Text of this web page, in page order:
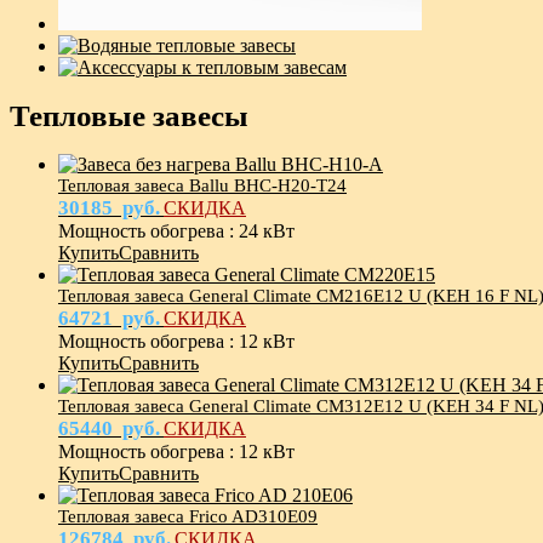
Тепловые завесы
Тепловая завеса Ballu BHC-H20-T24
30185 руб.СКИДКА
Мощность обогрева : 24 кВт
КупитьСравнить
Тепловая завеса General Climate CM216E12 U (KEH 16 F NL)
64721 руб.СКИДКА
Мощность обогрева : 12 кВт
КупитьСравнить
Тепловая завеса General Climate CM312E12 U (KEH 34 F NL)
65440 руб.СКИДКА
Мощность обогрева : 12 кВт
КупитьСравнить
Тепловая завеса Frico AD310E09
СКИДКА